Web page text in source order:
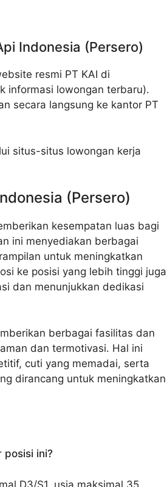
Indonesia (Persero)
resmi PT KAI di
informasi lowongan terbaru).
secara langsung ke kantor PT
situs-situs lowongan kerja
(Persero)
kesempatan luas bagi
ini menyediakan berbagai
untuk meningkatkan
ke posisi yang lebih tinggi juga
dan menunjukkan dedikasi
berbagai fasilitas dan
dan termotivasi. Hal ini
cuti yang memadai, serta
dirancang untuk meningkatkan
posisi ini?
D3/S1, usia maksimal 35